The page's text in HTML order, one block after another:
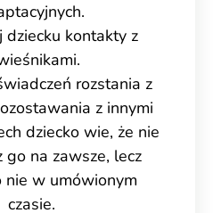
dziecku kontakty z
rozstania z
z innymi
dziecko wie, że nie
go na zawsze, lecz
nie w umówionym
czasie.